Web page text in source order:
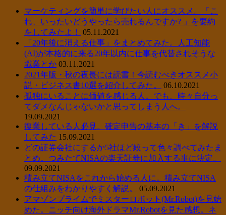
マーケティングを簡単に学びたい人にオススメ。「こ
れ、いったいどうやったら売れるんですか? 」を要約
をしてみたよ！
05.11.2021
「20年後に消える仕事」をまとめてみた。人工知能
(AI)が本格的に来る20年以内に仕事を代替されそうな
職業とか 03.11.2021
2021年版・秋の夜長には読書！今読むべきオススメ小
説・ビジネス書10選を紹介してみた。
06.10.2021
孤独にいることに価値を感じる人。でも、時々自分っ
てダメなんじゃないかと思ってしまう人へ。
19.09.2021
復業している人必見。確定申告の基本の「き」を解説
してみた 15.09.2021
どの証券会社にするか5社ほど絞って色々調べてみたま
とめ。つみたてNISAの楽天証券に加入する事に決定。
09.09.2021
積み立てNISAをこれから始める人に。積み立てNISA
の仕組みをわかりやすく解説。
05.09.2021
アマゾンプライムでミスターロボット(Mr.Robot)を見始
めた。ニッチ向け海外ドラマMr.Robotを見た感想。ネ